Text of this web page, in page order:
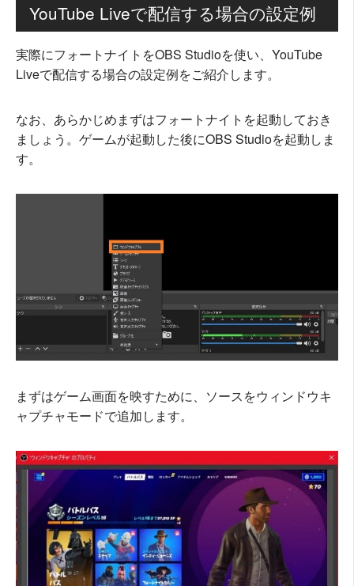
YouTube Liveで配信する場合の設定例
実際にフォートナイトをOBS Studioを使い、YouTube
Liveで配信する場合の設定例をご紹介します。
なお、あらかじめまずはフォートナイトを起動しておき
ましょう。ゲームが起動した後にOBS Studioを起動しま
す。
まずはゲーム画面を映すために、ソースをウィンドウキ
ャプチャモードで追加します。